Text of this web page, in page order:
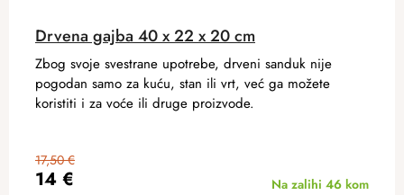
Drvena gajba 40 x 22 x 20 cm
14 €
17,50 €
Na zalihi 46 kom
Zbog svoje svestrane upotrebe, drveni sanduk nije
pogodan samo za kuću, stan ili vrt, već ga možete
koristiti i za voće ili druge proizvode.